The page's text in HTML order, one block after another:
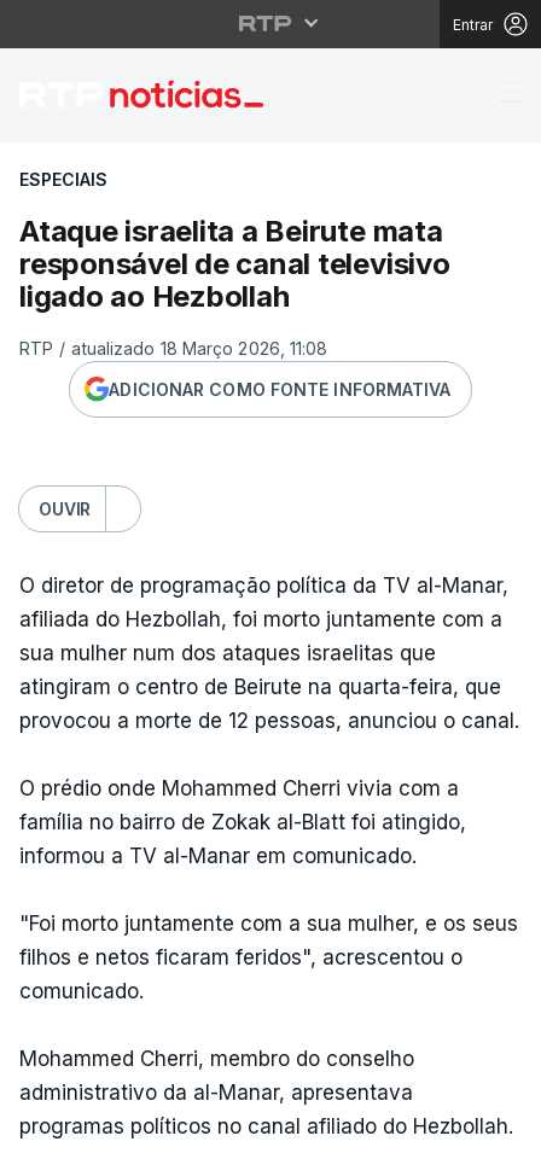
Entrar
Ataque israelita a
ESPECIAIS
Ataque israelita a Beirute mata
responsável de canal televisivo
ligado ao Hezbollah
RTP / atualizado 18 Março 2026, 11:08
ADICIONAR COMO FONTE INFORMATIVA
OUVIR
O diretor de programação política da TV al-Manar,
afiliada do Hezbollah, foi morto juntamente com a
sua mulher num dos ataques israelitas que
atingiram o centro de Beirute na quarta-feira, que
provocou a morte de 12 pessoas, anunciou o canal.
O prédio onde Mohammed Cherri vivia com a
família no bairro de Zokak al-Blatt foi atingido,
informou a TV al-Manar em comunicado.
"Foi morto juntamente com a sua mulher, e os seus
filhos e netos ficaram feridos", acrescentou o
comunicado.
Mohammed Cherri, membro do conselho
administrativo da al-Manar, apresentava
programas políticos no canal afiliado do Hezbollah.